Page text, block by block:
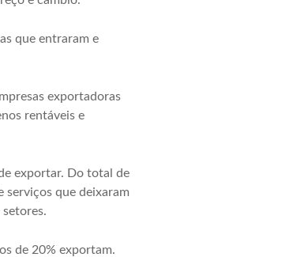
que entraram e
exportadoras
rentáveis e
exportar. Do total de
serviços que deixaram
de 20% exportam.